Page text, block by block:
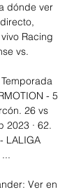
dónde ver
Racing
vs.
- 5
26 vs
2023 · 62.
LALIGA
...
Ver en